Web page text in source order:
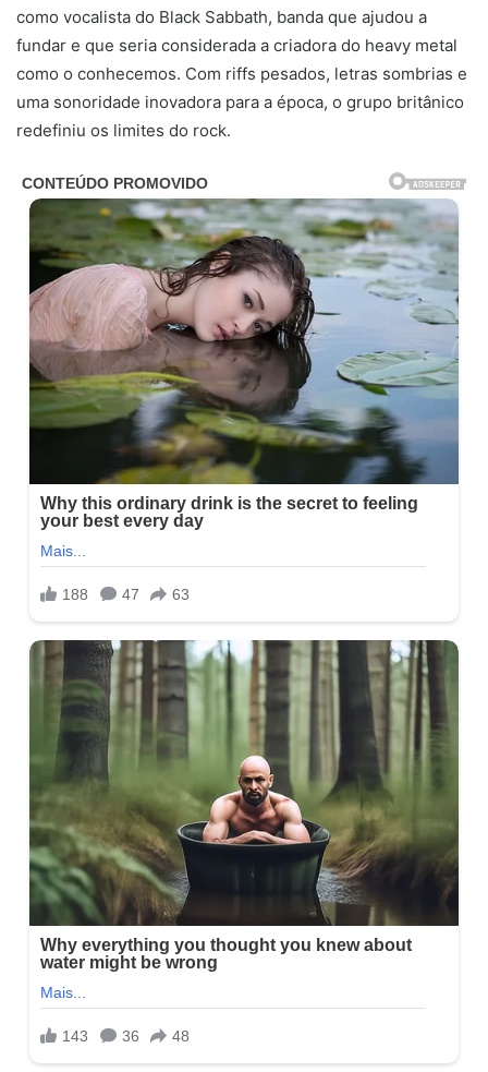
como vocalista do Black Sabbath, banda que ajudou a
fundar e que seria considerada a criadora do heavy metal
como o conhecemos. Com riffs pesados, letras sombrias e
uma sonoridade inovadora para a época, o grupo britânico
redefiniu os limites do rock.